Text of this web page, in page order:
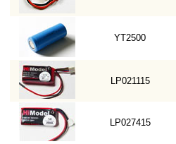
YT2500
LP021115
LP027415